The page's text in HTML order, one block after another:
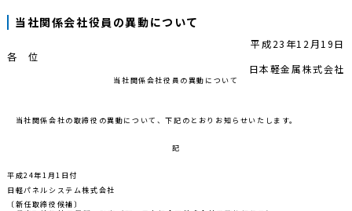
当社関係会社役員の異動について
平成23年12月19日
各 位
日本軽金属株式会社
当社関係会社役員の異動について
当社関係会社の取締役の異動について、下記のとおりお知らせいたします。
記
平成24年1月1日付
日軽パネルシステム株式会社
〔新任取締役候補〕